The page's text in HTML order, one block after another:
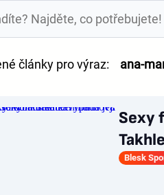
články pro výraz: ana-
Sexy
Blesk